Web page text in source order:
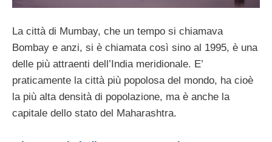
La città di Mumbay, che un tempo si chiamava
Bombay e anzi, si è chiamata così sino al 1995, è una
delle più attraenti dell’India meridionale. E’
praticamente la città più popolosa del mondo, ha cioè
la più alta densità di popolazione, ma è anche la
capitale dello stato del Maharashtra.